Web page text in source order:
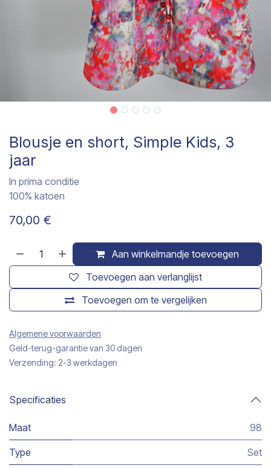
Blousje en short, Simple Kids, 3
jaar
In prima conditie
100% katoen
70,00 €
Aan winkelmandje toevoegen
Toevoegen om te vergelijken
Toevoegen aan verlanglijst
Algemene voorwaarden
Geld-terug-garantie van 30 dagen
Verzending: 2-3 werkdagen
Specificaties
Maat 98
Type Set